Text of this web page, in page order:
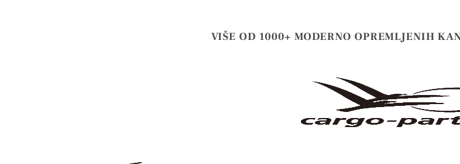
VIŠE OD 1000+ MODERNO OPREMLJENIH